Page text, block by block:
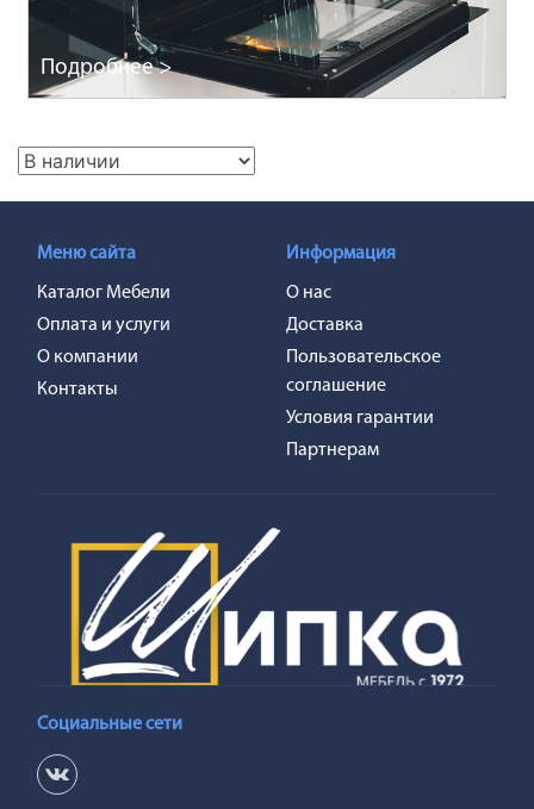
Подробнее >
Социальные сети
Меню сайта
Каталог Мебели
Оплата и услуги
О компании
Контакты
Информация
О нас
Доставка
Пользовательское
соглашение
Условия гарантии
Партнерам